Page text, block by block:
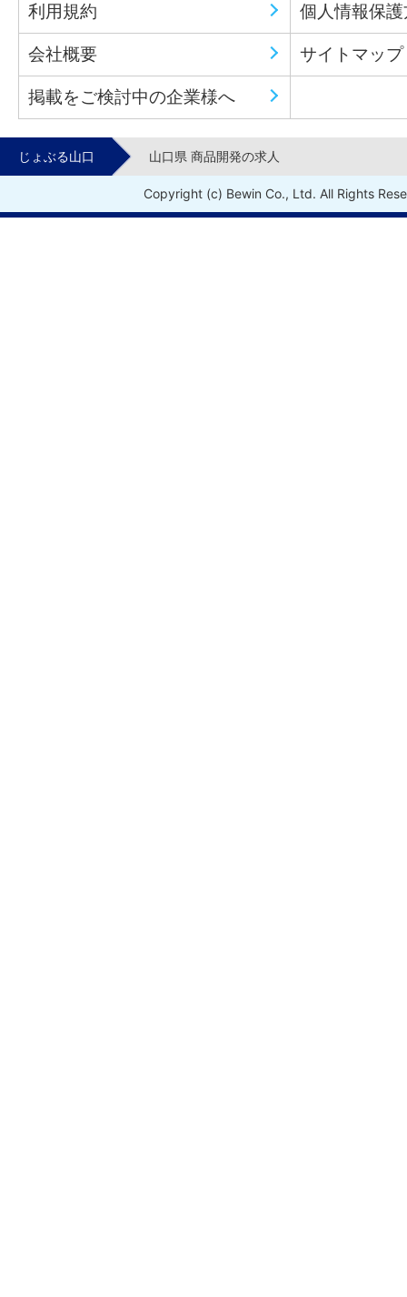
利用規約 個人情報保
会社概要 サイトマップ
掲載をご検討中の企業様へ
じょぶる山口 山口県 商品開発の求人
Copyright (c) Bewin Co., Ltd. All Rights